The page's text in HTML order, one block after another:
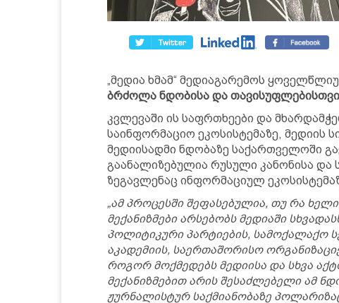
„მედია ხმამ“ მედიაგარემოს
ბრძოლა ნდობისა და
კვლევაში ის საფრთხეები და
საინფორმაციო ეკოსისტემაზე, მედიის
მედიისადმი ნდობაზე საქართველოში
გაანალიზებულია რუსული კანონისა და
ზეგავლენაც ინფორმაციულ
„ამ პროცესში შეფასებულია, თუ რა
მექანიზმები არსებობს მედიაში
პოლიტიკური პარტიების, სამოქალაქო
აკადემიის, საერთაშორისო
როგორ მოქმედებს მედიისა და სხვა
მექანიზმებით არის შესაძლებელი ამ
ჟურნალისტურ საქმიანობაზე